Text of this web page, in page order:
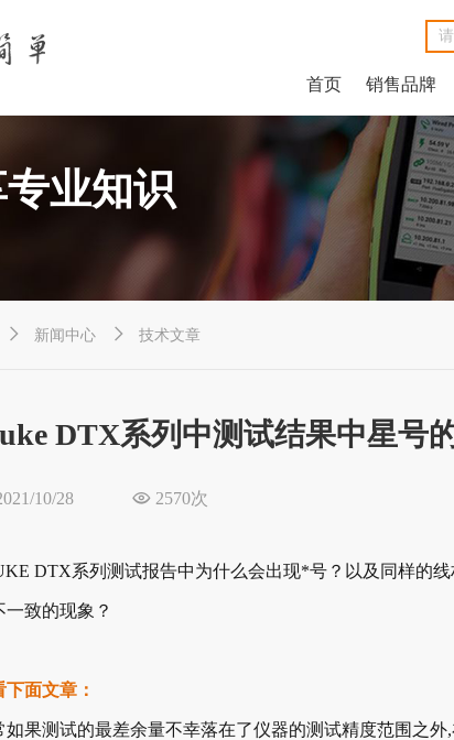
首页 销售品牌
业知识
 新闻中心  技术文章
DTX系列中测试结果中星号
10/28  2570次
DTX系列测试报告中为什么会出现*号？以及同样的
一致的现象？
下面文章：
如果测试的最差余量不幸落在了仪器的测试精度范围之